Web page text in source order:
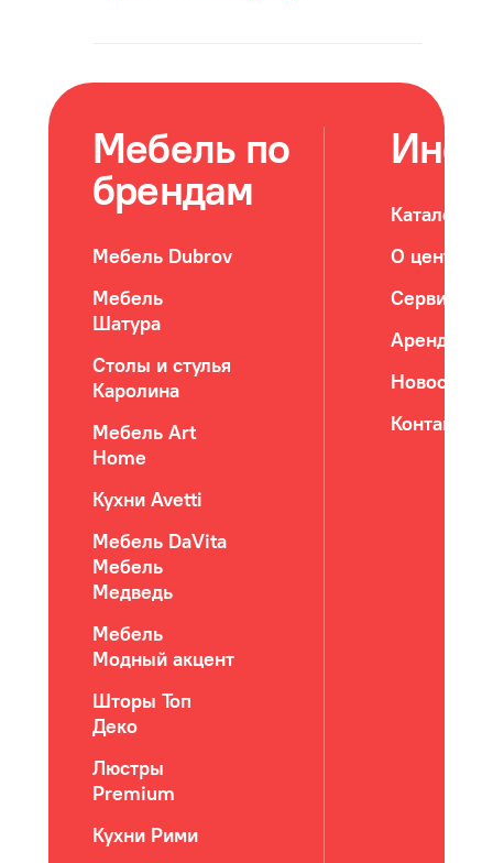
Мебель по
брендам
Мебель Dubrov
Мебель
Шатура
Столы и стулья
Каролина
Мебель Art
Home
Кухни Avetti
Мебель DaVita
Мебель
Медведь
Мебель
Модный акцент
Шторы Топ
Деко
Люстры
Premium
Кухни Рими
Каталог
О центре
Сервис
Новости
Контакты